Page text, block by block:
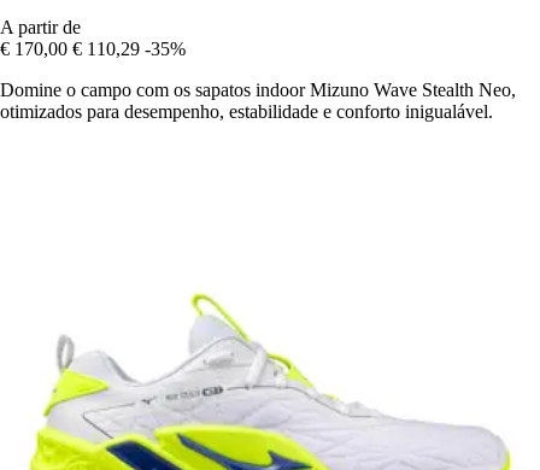
A partir de
€ 170,00 € 110,29 -35%
Domine o campo com os sapatos indoor Mizuno Wave Stealth Neo,
otimizados para desempenho, estabilidade e conforto inigualável.